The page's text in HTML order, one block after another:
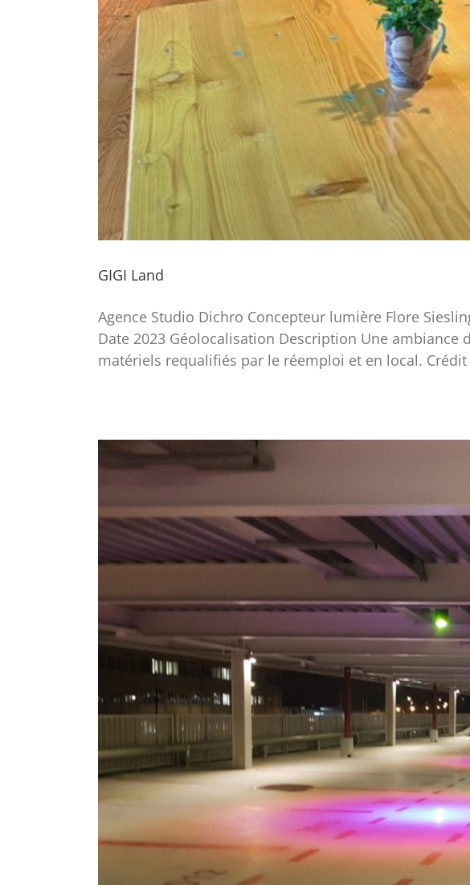
Agence Studio Dichro Concepteur lumière Flore
Date 2023 Géolocalisation Description Une ambiance